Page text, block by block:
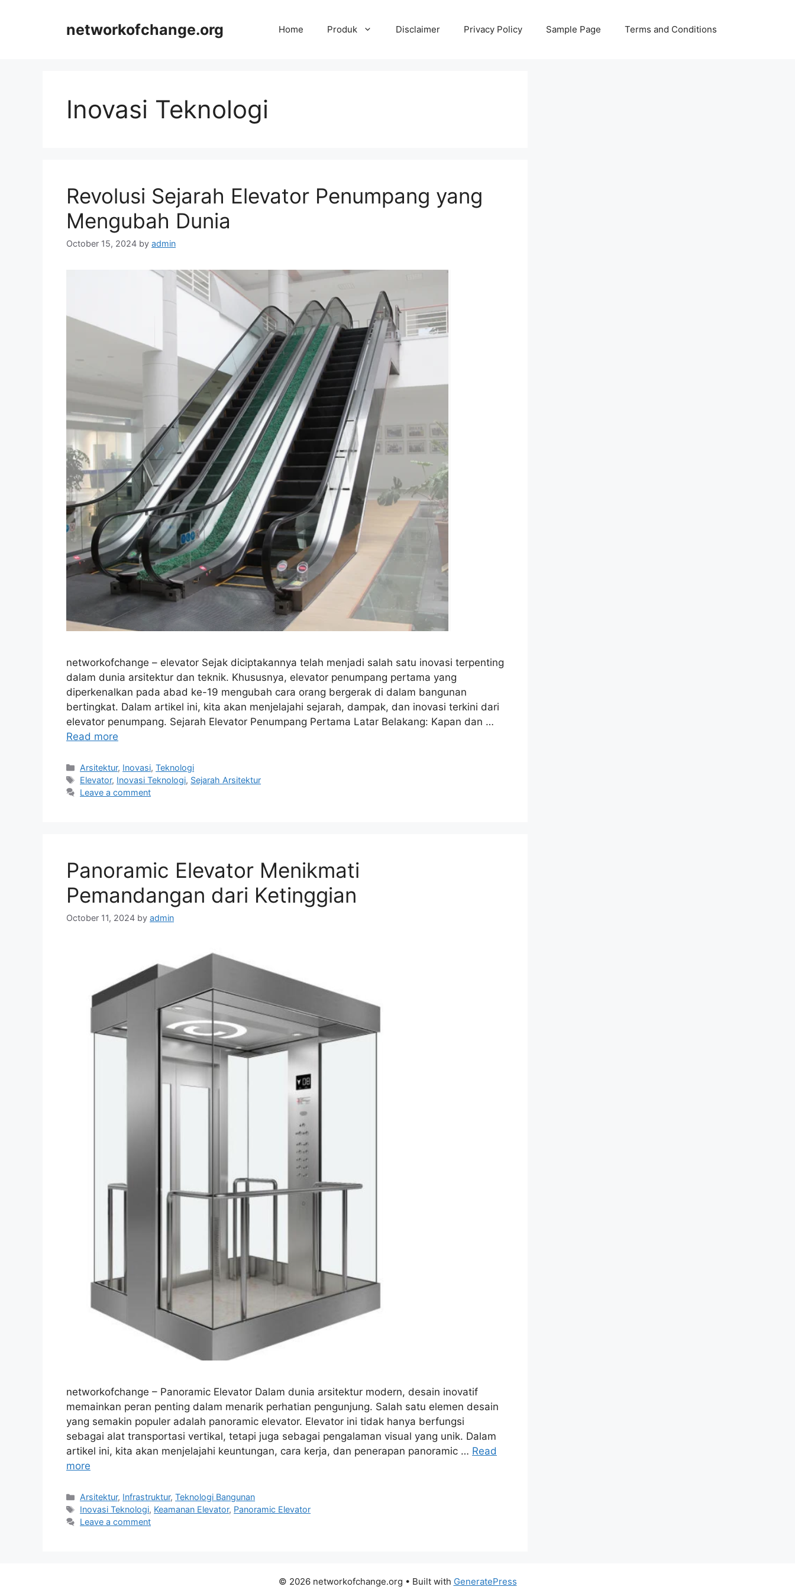
networkofchange.org Home Produk Disclaimer Privacy Policy Sample Page Terms and Conditions
Inovasi Teknologi
Revolusi Sejarah Elevator Penumpang yang
Mengubah Dunia
October 15, 2024 by admin
networkofchange – elevator Sejak diciptakannya telah menjadi salah satu inovasi terpenting
dalam dunia arsitektur dan teknik. Khususnya, elevator penumpang pertama yang
diperkenalkan pada abad ke-19 mengubah cara orang bergerak di dalam bangunan
bertingkat. Dalam artikel ini, kita akan menjelajahi sejarah, dampak, dan inovasi terkini dari
elevator penumpang. Sejarah Elevator Penumpang Pertama Latar Belakang: Kapan dan …
Read more
Categories
Arsitektur, Inovasi,Teknologi
Tags
Elevator, Inovasi Teknologi, Sejarah Arsitektur
Leave a comment
Panoramic Elevator Menikmati
Pemandangan dari Ketinggian
October 11, 2024 by admin
networkofchange – Panoramic Elevator Dalam dunia arsitektur modern, desain inovatif
memainkan peran penting dalam menarik perhatian pengunjung. Salah satu elemen desain
yang semakin populer adalah panoramic elevator. Elevator ini tidak hanya berfungsi
sebagai alat transportasi vertikal, tetapi juga sebagai pengalaman visual yang unik. Dalam
artikel ini, kita akan menjelajahi keuntungan, cara kerja, dan penerapan panoramic … Read
more
Categories
Arsitektur, Infrastruktur,Teknologi Bangunan
Tags
Inovasi Teknologi, Keamanan Elevator, Panoramic Elevator
Leave a comment
© 2026 networkofchange.org • Built with GeneratePress